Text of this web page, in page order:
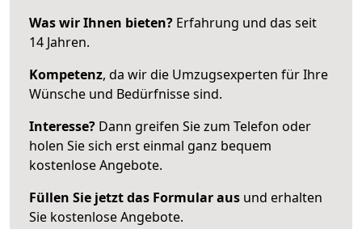
Was wir Ihnen bieten? Erfahrung und das seit
14 Jahren.
Kompetenz, da wir die Umzugsexperten für Ihre
Wünsche und Bedürfnisse sind.
Interesse? Dann greifen Sie zum Telefon oder
holen Sie sich erst einmal ganz bequem
kostenlose Angebote.
Füllen Sie jetzt das Formular aus und erhalten
Sie kostenlose Angebote.